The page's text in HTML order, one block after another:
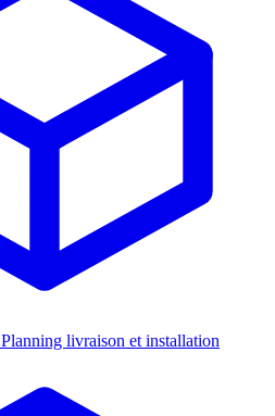
Planning livraison et installation